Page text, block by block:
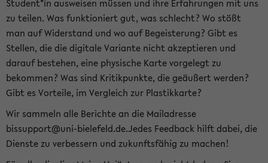
Student*in ausweisen müssen und ihre Erfahrungen mit uns
zu teilen. Was funktioniert gut, was schlecht? Wo stößt
man auf Widerstand und wo auf Begeisterung? Gibt es
Stellen, die die digitale Variante nicht akzeptieren und
darauf bestehen, eine physische Karte vorgelegt zu
bekommen? Was sind Kritikpunkte, die geäußert werden?
Gibt es Vorteile, im Vergleich zur Plastikkarte?
Wir sammeln alle Berichte an die Mailadresse
bissupport@uni-bielefeld.de.Jedes Feedback hilft dabei, die
Dienste zu verbessern und zukunftsfähig zu machen!